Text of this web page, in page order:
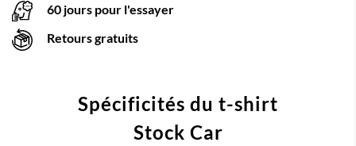
60 jours pour l'essayer
Retours gratuits
Spécificités du t-shirt
Stock Car